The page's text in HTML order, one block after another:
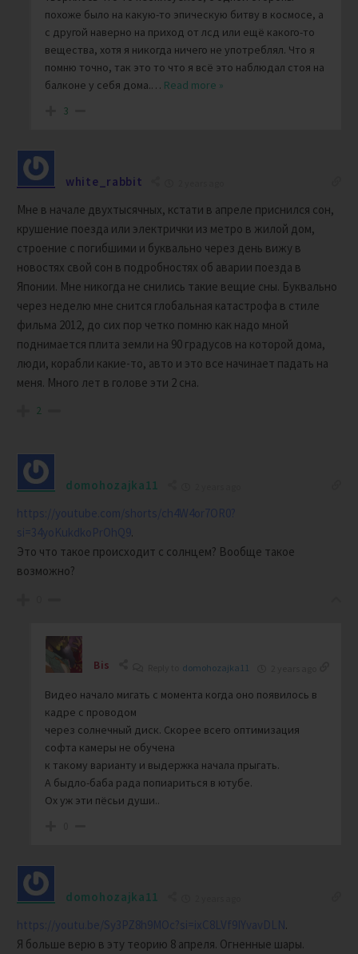
похоже было на какую-то эпическую битву в космосе, а
с другой наверно на приход от лсд или ещё какого-то
вещества, хотя я никогда ничего не употреблял. Что я
помню точно, так это то что я всё это наблюдал стоя на
балконе у себя дома.… Read more »
3
white_rabbit
Мне в начале двухтысячных, кстати в апреле приснился сон,
крушение поезда или электрички из метро в жилой дом,
строение с погибшими и буквально через день вижу в
новостях свой сон в подробностях об аварии поезда в
Японии. Мне никогда не снились такие вещие сны. Буквально
через неделю мне снится глобальная катастрофа в стиле
фильма 2012, до сих пор четко помню как надо мной
поднимается плита земли на 90 градусов на которой дома,
люди, корабли какие-то, авто и это все начинает падать на
меня. Много лет в голове эти 2 сна.
2
domohozajka11
https://youtube.com/shorts/ch4W4or7OR0?
si=34yoKukdkoPrOhQ9.
Это что такое происходит с солнцем? Вообще такое
возможно?
Bis domohozajka11
Видео начало мигать с момента когда оно появилось в
кадре с проводом
через солнечный диск. Скорее всего оптимизация
софта камеры не обучена
к такому варианту и выдержка начала прыгать.
А быдло-баба рада попиариться в ютубе.
Ох уж эти пёсьи души..
domohozajka11
https://youtu.be/Sy3PZ8h9MOc?si=ixC8LVf9IYvavDLN.
Я больше верю в эту теорию 8 апреля. Огненные шары.